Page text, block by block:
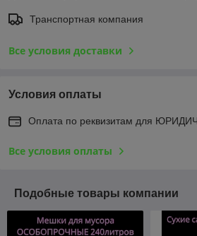
Транспортная компания
Все условия доставки
Условия оплаты
Оплата по реквизитам для
Все условия оплаты
Подобные товары компании